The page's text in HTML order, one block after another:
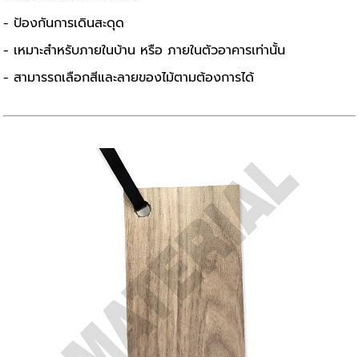
- ป้องกันการเดินสะดุด
- เหมาะสำหรับภายในบ้าน หรือ ภายในตัวอาคารเท่านั้น
- สามารรถเลือกสีและลายของไม้ตามต้องการได้